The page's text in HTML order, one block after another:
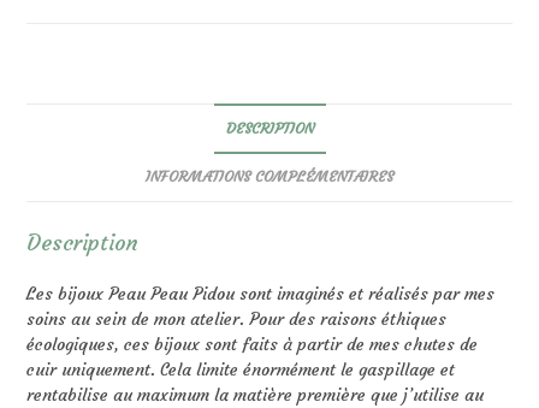
DESCRIPTION
INFORMATIONS COMPLÉMENTAIRES
Description
Les bijoux Peau Peau Pidou sont imaginés et réalisés par mes
soins au sein de mon atelier. Pour des raisons éthiques
écologiques, ces bijoux sont faits à partir de mes chutes de
cuir uniquement. Cela limite énormément le gaspillage et
rentabilise au maximum la matière première que j’utilise au